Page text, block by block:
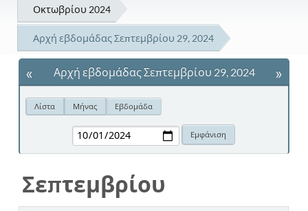
Οκτωβρίου 2024
Αρχή εβδομάδας Σεπτεμβρίου 29, 2024
« »
Αρχή εβδομάδας Σεπτεμβρίου 29, 2024
Λίστα Μήνας Εβδομάδα
Σεπτεμβρίου